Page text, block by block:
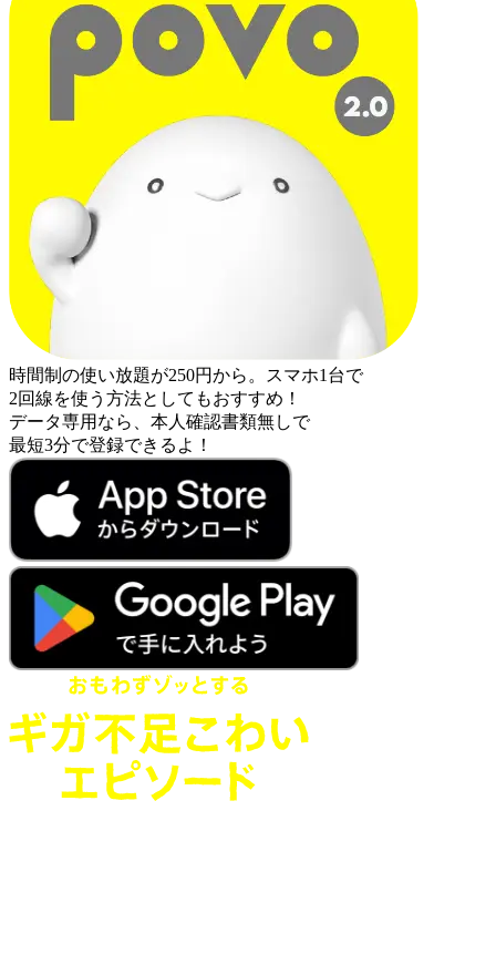
時間制の使い放題が250円から。スマホ1台で
2回線を使う方法としてもおすすめ！
データ専用なら、本人確認書類無しで
最短3分で登録できるよ！